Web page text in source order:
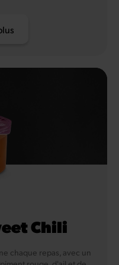
Chili
chaque repas, avec un